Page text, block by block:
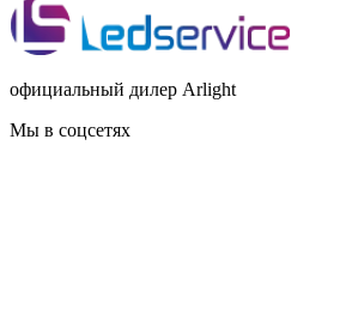
официальный дилер Arlight
Мы в соцсетях